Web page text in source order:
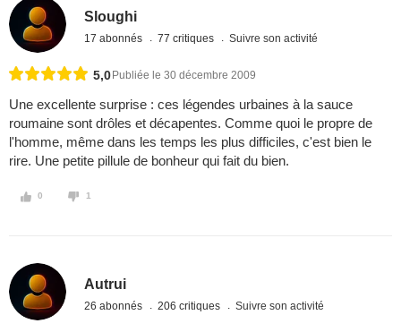
Sloughi
17 abonnés 77 critiques Suivre son activité
5,0 Publiée le 30 décembre 2009
Une excellente surprise : ces légendes urbaines à la sauce
roumaine sont drôles et décapentes. Comme quoi le propre de
l'homme, même dans les temps les plus difficiles, c'est bien le
rire. Une petite pillule de bonheur qui fait du bien.
0 1
Autrui
26 abonnés 206 critiques Suivre son activité